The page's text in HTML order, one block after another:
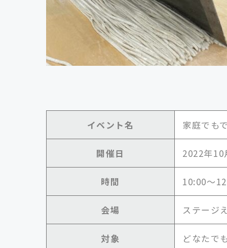
イベント名 家庭でも
開催日 2022年
時間 10:00～
会場 ステージ
対象 どなたで